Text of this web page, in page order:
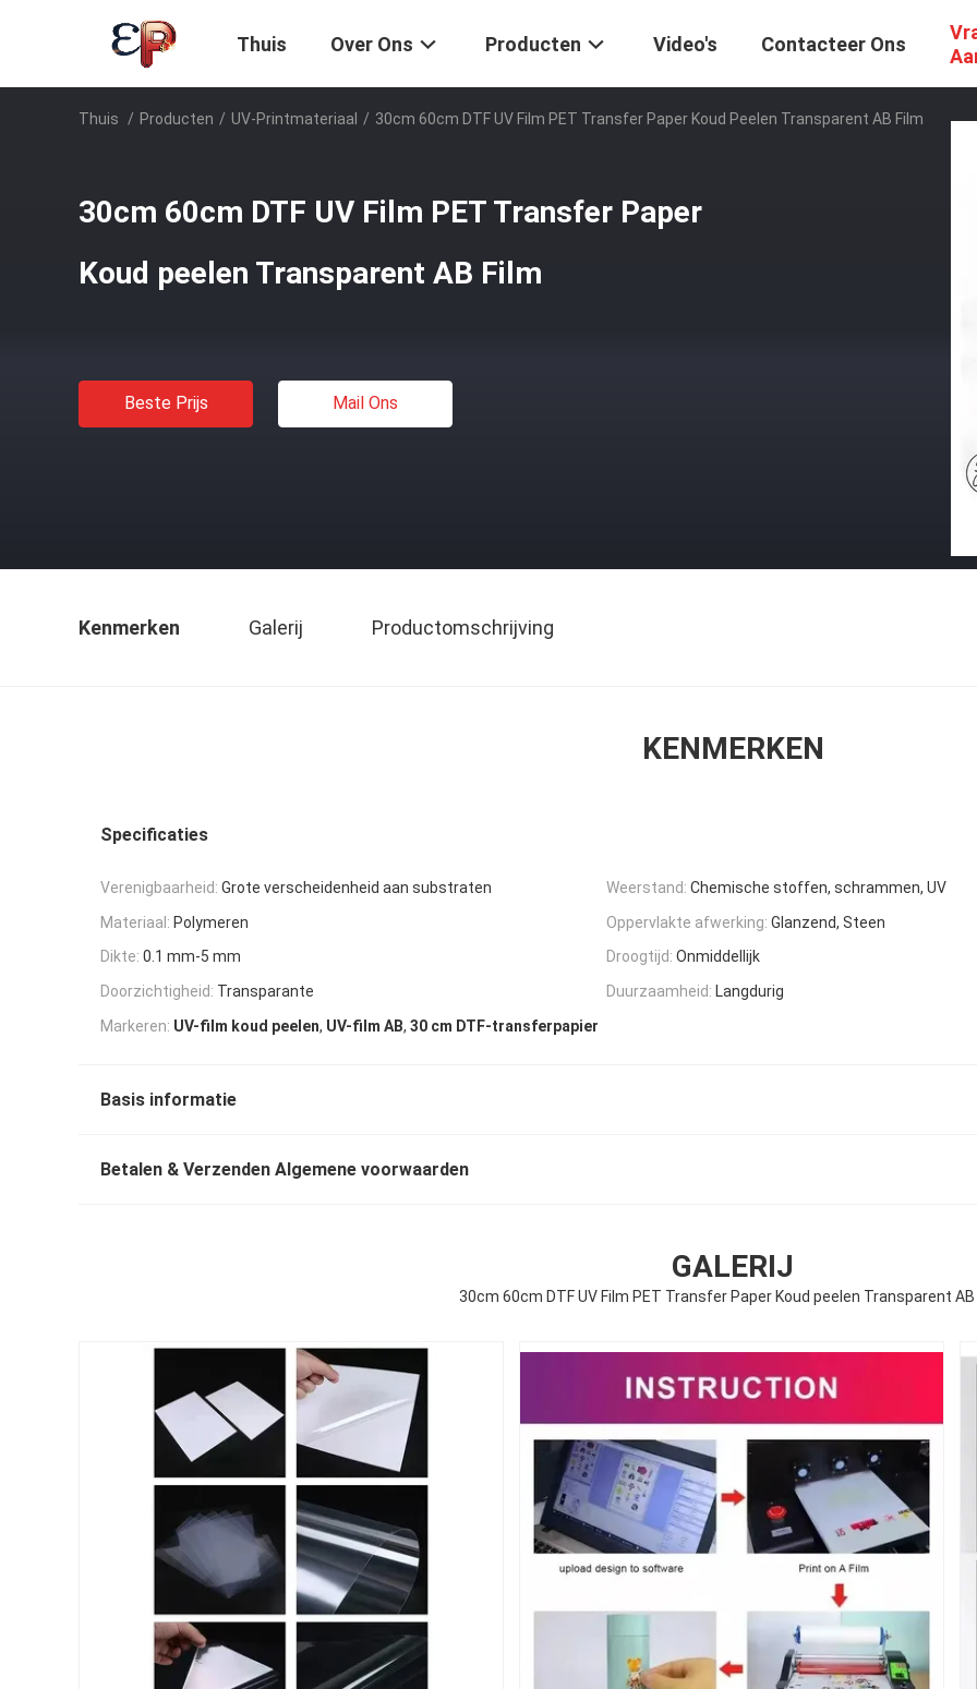
Thuis Over Ons Producten Video's Contacteer Ons
Thuis / Producten / UV-Printmateriaal / 30cm 60cm DTF UV Film PET Transfer Paper Koud Peelen Transparent AB Film
30cm 60cm DTF UV Film PET Transfer Paper
Koud peelen Transparent AB Film
Beste Prijs Mail Ons
Kenmerken Galerij Productomschrijving
KENMERKEN
Specificaties
Verenigbaarheid: Grote verscheidenheid aan substraten Weerstand: Chemische stoffen, schrammen, UV
Materiaal: Polymeren Oppervlakte afwerking: Glanzend, Steen
Dikte: 0.1 mm-5 mm Droogtijd: Onmiddellijk
Doorzichtigheid: Transparante Duurzaamheid: Langdurig
Markeren: UV-film koud peelen, UV-film AB, 30 cm DTF-transferpapier
Basis informatie
Betalen & Verzenden Algemene voorwaarden
GALERIJ
30cm 60cm DTF UV Film PET Transfer Paper Koud peelen Transparent AB